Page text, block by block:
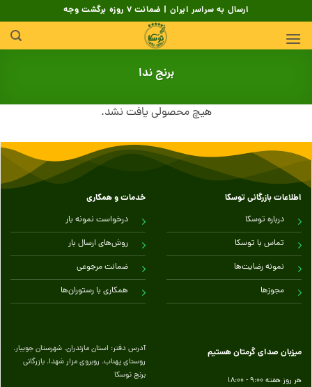
to
content
ارسال به سراسر ایران | ضمانت 7 روزه برگشت وجه
برنج ندا
هیچ محصولی یافت نشد.
اطلاعات بازرگانی توسکا
درباره توسکا
تماس با توسکا
نمونه رضایت‌ها
مجوزها
خدمات و همکاری
درخواست نمونه بار
روش‌های ارسال بار
ضمانت مرجوعی
همکاری با رستوران‌ها
میزبان صدای گرمتان هستیم
هر روز هفته 9:00 - 18:00
آدرس دفتر: استان مازندران. شهرستان جویبار.
روستای پهناب. روبروی مزار شهدا. بازرگانی
برنج توسکا